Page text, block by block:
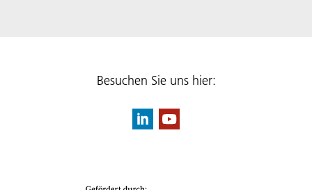
Besuchen Sie uns hier: